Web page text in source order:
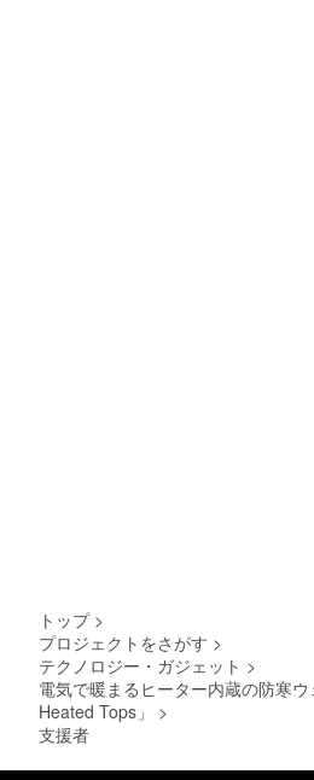
トップ >
プロジェクトをさがす >
テクノロジー・ガジェット >
電気で暖まるヒーター内蔵の防寒
Heated Tops」
>
支援者